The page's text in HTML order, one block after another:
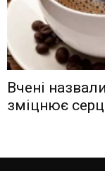
Вчені
зміцнює